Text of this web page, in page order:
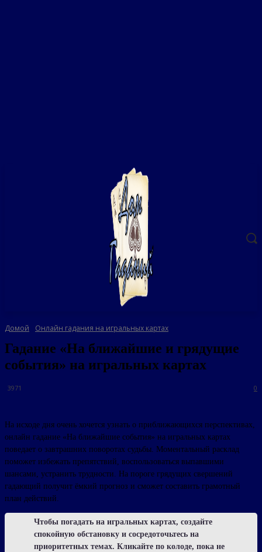
Домой Онлайн гадания на игральных картах
Гадание «На ближайшие и грядущие
события» на игральных картах
0
3971
На исходе дня очень хочется узнать о приближающихся перспективах,
онлайн гадание «На ближайшие события» на игральных картах
поведает о завтрашних поворотах судьбы. Моментальный расклад
поможет избежать препятствий, воспользоваться выпавшими
шансами, устранить трудности. На пороге грядущих свершений
гадающий получит ёмкий прогноз и сможет составить грамотный
план действий.
Чтобы погадать на игральных картах, создайте
спокойную обстановку и сосредоточьтесь на
приоритетных темах. Кликайте по колоде, пока не